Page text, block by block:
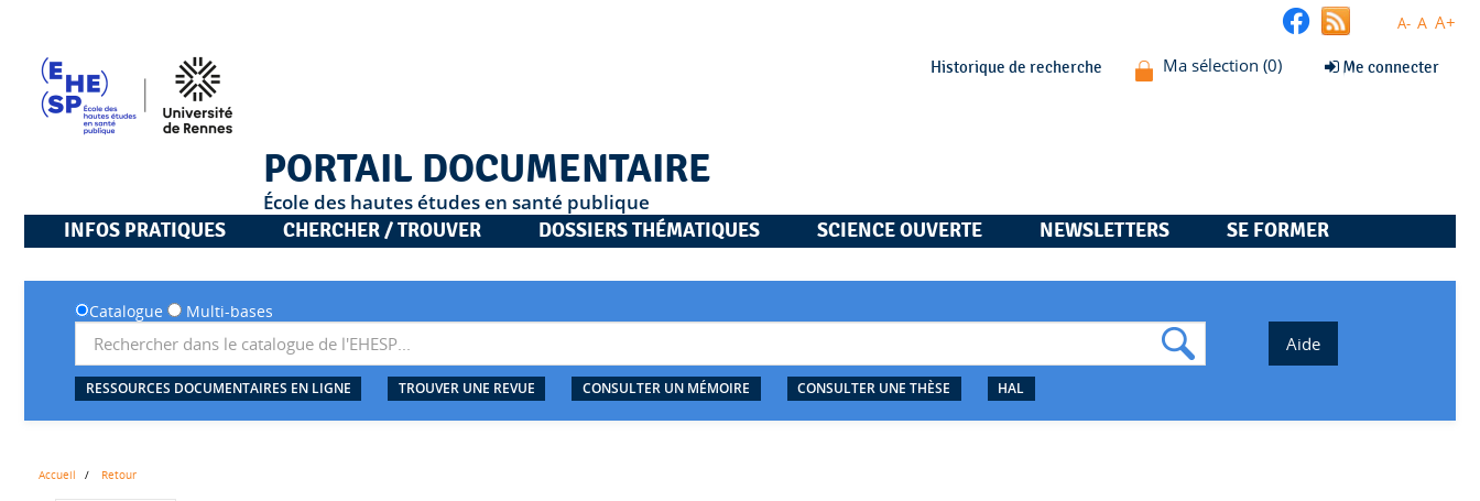
A- A A+
Historique de recherche Me connecter
PORTAIL DOCUMENTAIRE
École des hautes études en santé publique
INFOS PRATIQUES
CHERCHER / TROUVER DOSSIERS THÉMATIQUES SCIENCE OUVERTE NEWSLETTERS SE FORMER
Catalogue Multi-bases
RESSOURCES DOCUMENTAIRES EN LIGNE TROUVER UNE REVUE CONSULTER UN MÉMOIRE CONSULTER UNE THÈSE HAL
Accueil Retour